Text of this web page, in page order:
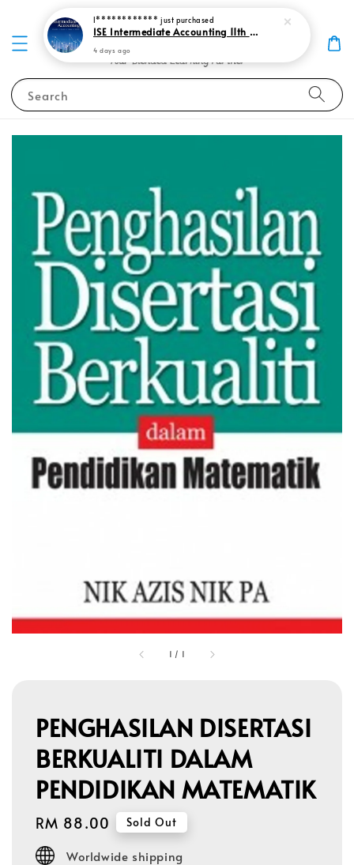
Search
1 / 1
PENGHASILAN DISERTASI
BERKUALITI DALAM
PENDIDIKAN MATEMATIK
Regular
price
RM 88.00 Sold Out
Worldwide shipping
I************ just purchased
ISE Intermediate Accounting 11th edition Spiceland 9781265057473
4 days ago